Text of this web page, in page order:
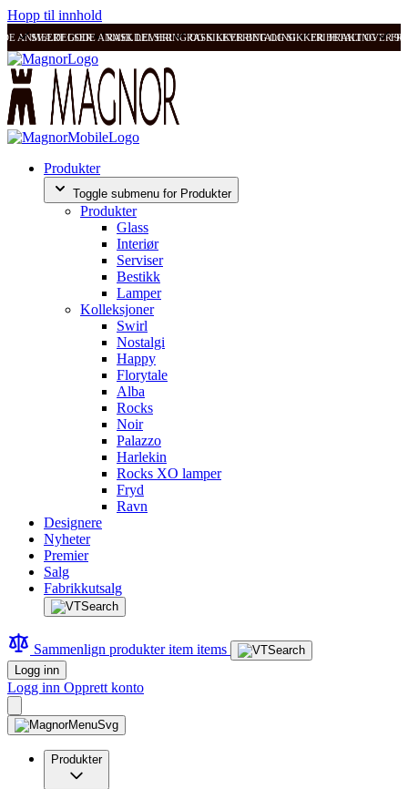
Hopp til innhold
ANMELDELSER RASK LEVERING OG SIKKER BETALING FRI FRAKT OVER
SVÆRT GODE ANMELDELSER RASK LEVERING OG SIKKER BETALING
Produkter
Toggle submenu for Produkter
Produkter
Glass
Interiør
Serviser
Bestikk
Lamper
Kolleksjoner
Swirl
Nostalgi
Happy
Florytale
Alba
Rocks
Noir
Palazzo
Harlekin
Rocks XO lamper
Fryd
Ravn
Designere
Nyheter
Premier
Salg
Fabrikkutsalg
Sammenlign produkteritem items
Logg inn
Logg inn Opprett konto
Produkter